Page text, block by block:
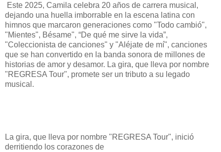
Este 2025, Camila celebra 20 años de carrera musical,
dejando una huella imborrable en la escena latina con
himnos que marcaron generaciones como "Todo cambió",
"Mientes", Bésame", “De qué me sirve la vida”,
"Coleccionista de canciones" y "Aléjate de mí", canciones
que se han convertido en la banda sonora de millones de
historias de amor y desamor. La gira, que lleva por nombre
"REGRESA Tour", promete ser un tributo a su legado
musical.
La gira, que lleva por nombre "REGRESA Tour", inició
derritiendo los corazones de